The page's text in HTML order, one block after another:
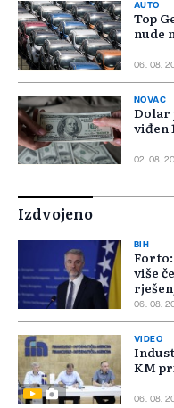
AUTO
Top
nude
06. 08.
NOVAC
Dolar
viđen
02. 08.
Izdvojeno
BIH
više
06. 08.
VIDEO
KM
06. 08.